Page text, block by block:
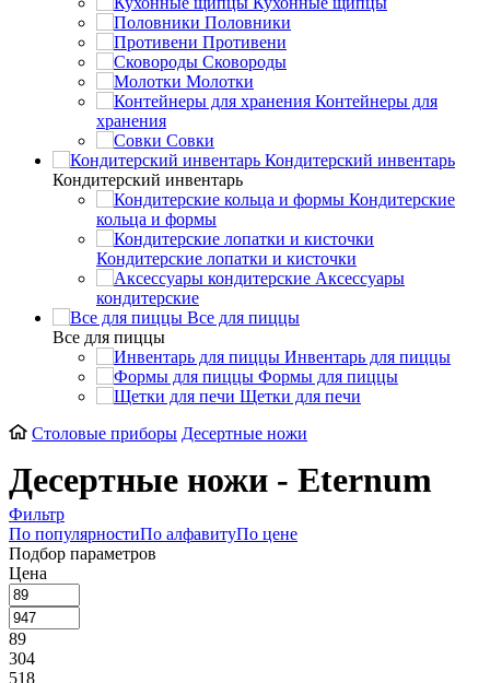
Половники
Противени
Сковороды
Молотки
Контейнеры для
хранения
Совки
Кондитерский инвентарь
Кондитерский инвентарь
Кондитерские
кольца и формы
Кондитерские лопатки и кисточки
Аксессуары
кондитерские
Все для пиццы
Все для пиццы
Инвентарь для пиццы
Формы для пиццы
Щетки для печи
Cтоловые приборы Десертные ножи
Десертные ножи - Eternum
Фильтр
По популярностиПо алфавитуПо цене
Подбор параметров
Цена
89
304
518